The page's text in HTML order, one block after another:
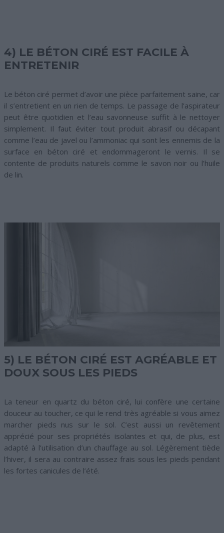
4) LE BÉTON CIRÉ EST FACILE À
ENTRETENIR
Le béton ciré permet d’avoir une pièce parfaitement saine, car
il s’entretient en un rien de temps. Le passage de l’aspirateur
peut être quotidien et l’eau savonneuse suffit à le nettoyer
simplement. Il faut éviter tout produit abrasif ou décapant
comme l’eau de javel ou l’ammoniac qui sont les ennemis de la
surface en béton ciré et endommageront le vernis. Il se
contente de produits naturels comme le savon noir ou l’huile
de lin.
5) LE BÉTON CIRÉ EST AGRÉABLE ET
DOUX SOUS LES PIEDS
La teneur en quartz du béton ciré, lui confère une certaine
douceur au toucher, ce qui le rend très agréable si vous aimez
marcher pieds nus sur le sol. C’est aussi un revêtement
apprécié pour ses propriétés isolantes et qui, de plus, est
adapté à l’utilisation d’un chauffage au sol. Légèrement tiède
l’hiver, il sera au contraire assez frais sous les pieds pendant
les fortes canicules de l’été.